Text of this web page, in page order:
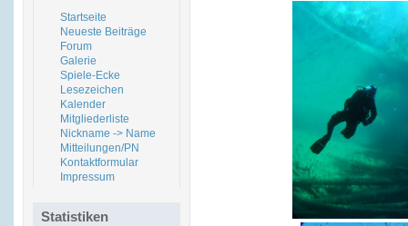
Startseite
Neueste Beiträge
Forum
Galerie
Spiele-Ecke
Lesezeichen
Kalender
Mitgliederliste
Nickname -> Name
Mitteilungen/PN
Kontaktformular
Impressum
Statistiken